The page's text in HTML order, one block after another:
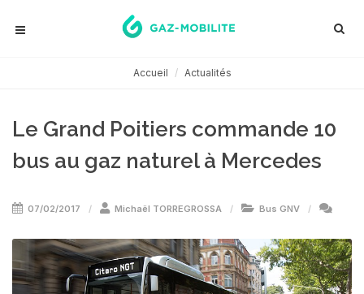
Accueil Actualités
Le Grand Poitiers commande 10
bus au gaz naturel à Mercedes
07/02/2017 Michaël TORREGROSSA Bus GNV